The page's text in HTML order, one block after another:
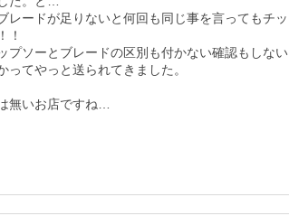
レードが足りないと何回も同じ事を言ってもチッ
！
プソーとブレードの区別も付かない確認もしな
ってやっと送られてきました。
無いお店ですね…